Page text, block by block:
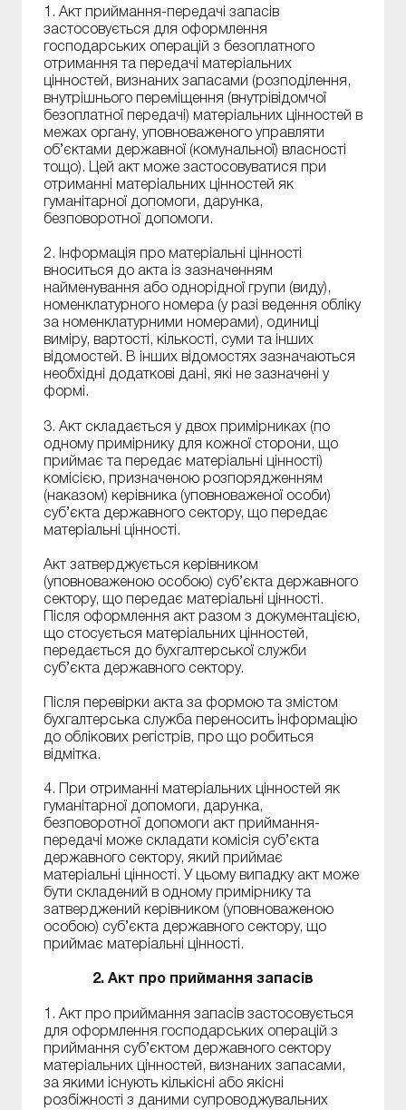
1. Акт приймання-передачі запасів
застосовується для оформлення
господарських операцій з безоплатного
отримання та передачі матеріальних
цінностей, визнаних запасами (розподілення,
внутрішнього переміщення (внутрівідомчої
безоплатної передачі) матеріальних цінностей в
межах органу, уповноваженого управляти
об’єктами державної (комунальної) власності
тощо). Цей акт може застосовуватися при
отриманні матеріальних цінностей як
гуманітарної допомоги, дарунка,
безповоротної допомоги.
2. Інформація про матеріальні цінності
вноситься до акта із зазначенням
найменування або однорідної групи (виду),
номенклатурного номера (у разі ведення обліку
за номенклатурними номерами), одиниці
виміру, вартості, кількості, суми та інших
відомостей. В інших відомостях зазначаються
необхідні додаткові дані, які не зазначені у
формі.
3. Акт складається у двох примірниках (по
одному примірнику для кожної сторони, що
приймає та передає матеріальні цінності)
комісією, призначеною розпорядженням
(наказом) керівника (уповноваженої особи)
суб’єкта державного сектору, що передає
матеріальні цінності.
Акт затверджується керівником
(уповноваженою особою) суб’єкта державного
сектору, що передає матеріальні цінності.
Після оформлення акт разом з документацією,
що стосується матеріальних цінностей,
передається до бухгалтерської служби
суб’єкта державного сектору.
Після перевірки акта за формою та змістом
бухгалтерська служба переносить інформацію
до облікових регістрів, про що робиться
відмітка.
4. При отриманні матеріальних цінностей як
гуманітарної допомоги, дарунка,
безповоротної допомоги акт приймання-
передачі може складати комісія суб’єкта
державного сектору, який приймає
матеріальні цінності. У цьому випадку акт може
бути складений в одному примірнику та
затверджений керівником (уповноваженою
особою) суб’єкта державного сектору, що
приймає матеріальні цінності.
2. Акт про приймання запасів
1. Акт про приймання запасів застосовується
для оформлення господарських операцій з
приймання суб’єктом державного сектору
матеріальних цінностей, визнаних запасами,
за якими існують кількісні або якісні
розбіжності з даними супроводжувальних